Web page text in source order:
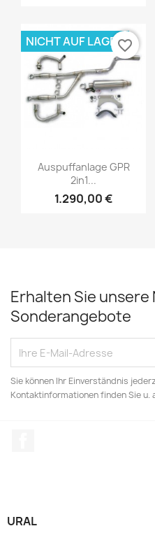
Auspuffanlage GPR
2in1...
1.290,00 €
NICHT AUF LAGERfavorite_border
Erhalten Sie
Sonderangebote
Sie können Ihr Einverständnis
Kontaktinformationen finden Sie u.
URAL